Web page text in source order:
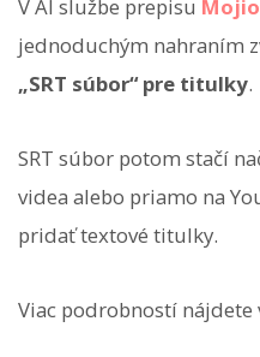
V AI službe prepisu
jednoduchým nahraním
„SRT súbor“ pre titulky.
SRT súbor potom stačí
videa alebo priamo na
pridať textové titulky.
Viac podrobností nájdete